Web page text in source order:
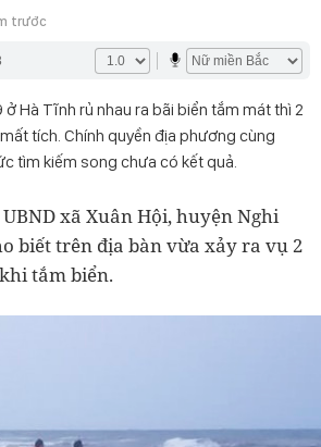
trước
Hà Tĩnh rủ nhau ra bãi biển tắm mát thì 2
tích. Chính quyền địa phương cùng
tìm kiếm song chưa có kết quả.
xã Xuân Hội, huyện Nghi
biết trên địa bàn vừa xảy ra vụ 2
tắm biển.